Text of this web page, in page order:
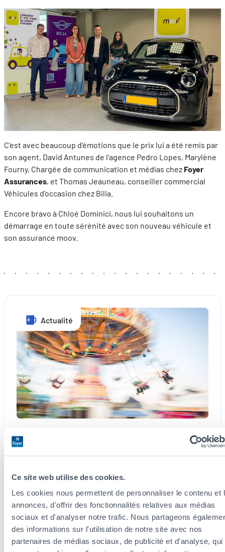
Ce site web utilise des cookies.
Les cookies nous permettent de personnaliser le contenu et
annonces, d'offrir des fonctionnalités relatives aux médias
sociaux et d'analyser notre trafic. Nous partageons
des informations sur l'utilisation de notre site avec nos
partenaires de médias sociaux, de publicité et d'analyse, qui
C’est avec beaucoup d’émotions que le prix lui a été remis par
son agent, David Antunes de l’agence Pedro Lopes, Marylène
Fourny, Chargée de communication et médias chez Foyer
Assurances, et Thomas Jeauneau, conseiller commercial
Véhicules d’occasion chez Bilia.
Encore bravo à Chloé Dominici, nous lui souhaitons un
démarrage en toute sérénité avec son nouveau véhicule et
son assurance moov.
Actualité
3 août 2026
Schueberfouer : Une fête foraine au cœur de
Petits et grands l’attendent chaque année, la
Schueberfouer a lieu le 21 août prochain. Cette fête
foraine perdure depuis le 14e siècle, ce qui en fait l’une
des traditions les…
Lire la suite: